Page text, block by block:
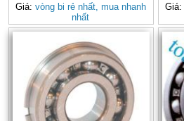
Giá: vòng bi rẻ nhất, mua nhanh
nhất
Giá: